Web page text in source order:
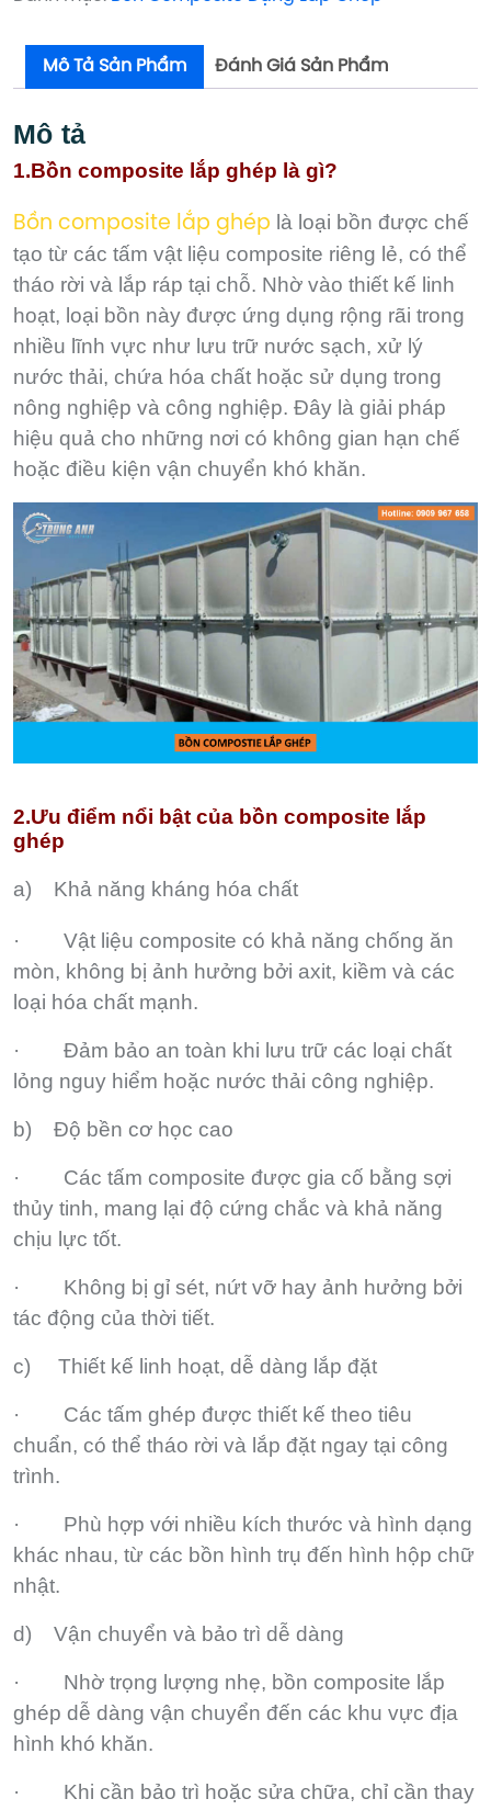
Mô Tả Sản Phẩm Đánh Giá Sản Phẩm
Mô tả
1.Bồn composite lắp ghép là gì?
Bồn composite lắp ghép là loại bồn được chế
tạo từ các tấm vật liệu composite riêng lẻ, có thể
tháo rời và lắp ráp tại chỗ. Nhờ vào thiết kế linh
hoạt, loại bồn này được ứng dụng rộng rãi trong
nhiều lĩnh vực như lưu trữ nước sạch, xử lý
nước thải, chứa hóa chất hoặc sử dụng trong
nông nghiệp và công nghiệp. Đây là giải pháp
hiệu quả cho những nơi có không gian hạn chế
hoặc điều kiện vận chuyển khó khăn.
2.Ưu điểm nổi bật của bồn composite lắp
ghép
a) Khả năng kháng hóa chất
· Vật liệu composite có khả năng chống ăn
mòn, không bị ảnh hưởng bởi axit, kiềm và các
loại hóa chất mạnh.
· Đảm bảo an toàn khi lưu trữ các loại chất
lỏng nguy hiểm hoặc nước thải công nghiệp.
b) Độ bền cơ học cao
· Các tấm composite được gia cố bằng sợi
thủy tinh, mang lại độ cứng chắc và khả năng
chịu lực tốt.
· Không bị gỉ sét, nứt vỡ hay ảnh hưởng bởi
tác động của thời tiết.
c) Thiết kế linh hoạt, dễ dàng lắp đặt
· Các tấm ghép được thiết kế theo tiêu
chuẩn, có thể tháo rời và lắp đặt ngay tại công
trình.
· Phù hợp với nhiều kích thước và hình dạng
khác nhau, từ các bồn hình trụ đến hình hộp chữ
nhật.
d) Vận chuyển và bảo trì dễ dàng
· Nhờ trọng lượng nhẹ, bồn composite lắp
ghép dễ dàng vận chuyển đến các khu vực địa
hình khó khăn.
· Khi cần bảo trì hoặc sửa chữa, chỉ cần thay